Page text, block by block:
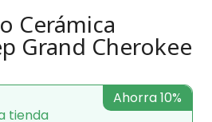
Cerámica
Grand Cherokee
tienda
Ahorra 10%